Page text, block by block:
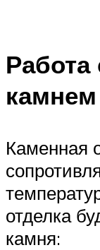
камнем
Каменная
отделка
камня: